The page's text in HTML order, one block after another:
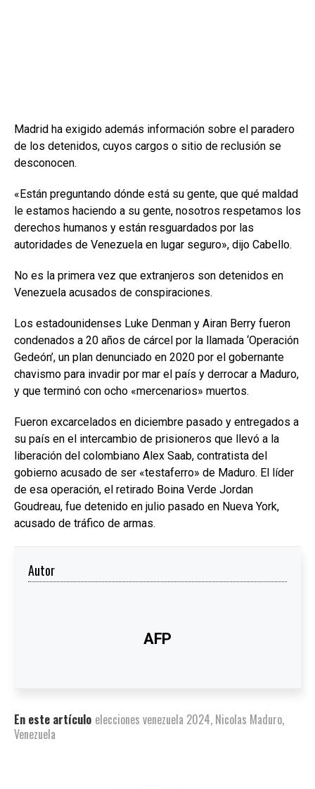
Madrid ha exigido además información sobre el paradero
de los detenidos, cuyos cargos o sitio de reclusión se
desconocen.
«Están preguntando dónde está su gente, que qué maldad
le estamos haciendo a su gente, nosotros respetamos los
derechos humanos y están resguardados por las
autoridades de Venezuela en lugar seguro», dijo Cabello.
No es la primera vez que extranjeros son detenidos en
Venezuela acusados de conspiraciones.
Los estadounidenses Luke Denman y Airan Berry fueron
condenados a 20 años de cárcel por la llamada ‘Operación
Gedeón’, un plan denunciado en 2020 por el gobernante
chavismo para invadir por mar el país y derrocar a Maduro,
y que terminó con ocho «mercenarios» muertos.
Fueron excarcelados en diciembre pasado y entregados a
su país en el intercambio de prisioneros que llevó a la
liberación del colombiano Alex Saab, contratista del
gobierno acusado de ser «testaferro» de Maduro. El líder
de esa operación, el retirado Boina Verde Jordan
Goudreau, fue detenido en julio pasado en Nueva York,
acusado de tráfico de armas.
Autor
AFP
En este artículo elecciones venezuela 2024, Nicolas Maduro,
Venezuela